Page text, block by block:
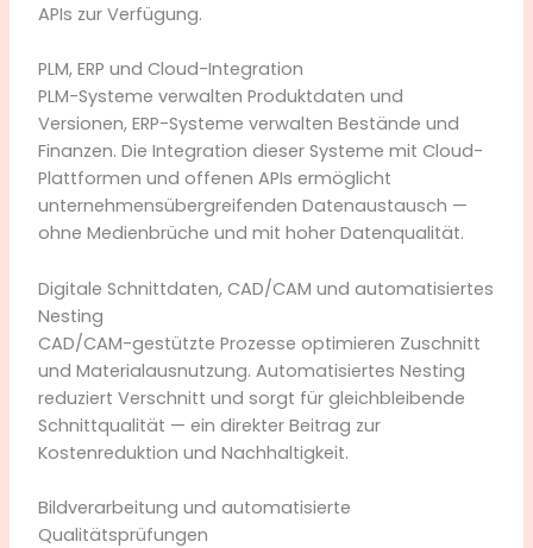
APIs zur Verfügung.
PLM, ERP und Cloud-Integration
PLM-Systeme verwalten Produktdaten und
Versionen, ERP-Systeme verwalten Bestände und
Finanzen. Die Integration dieser Systeme mit Cloud-
Plattformen und offenen APIs ermöglicht
unternehmensübergreifenden Datenaustausch —
ohne Medienbrüche und mit hoher Datenqualität.
Digitale Schnittdaten, CAD/CAM und automatisiertes
Nesting
CAD/CAM-gestützte Prozesse optimieren Zuschnitt
und Materialausnutzung. Automatisiertes Nesting
reduziert Verschnitt und sorgt für gleichbleibende
Schnittqualität — ein direkter Beitrag zur
Kostenreduktion und Nachhaltigkeit.
Bildverarbeitung und automatisierte
Qualitätsprüfungen